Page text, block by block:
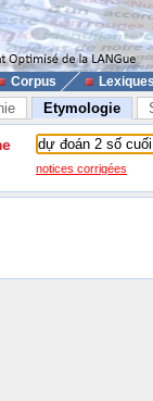
Corpus
Etymologie
notices corrigées